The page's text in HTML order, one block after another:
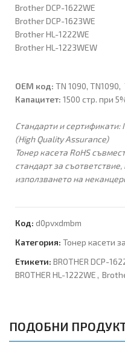
Brother DCP-1622WE
Brother DCP-1623WE
Brother HL-1222WE
Brother HL-1223WEW
OEM код: TN 1090,
Капацитет: 1500 стр. при
Стандарти и сертификати:
(High Quality Assurance)
Тонер касета RoHS
стандарт за
използването на
Код: d0pvxdmbm
Категория: Тонер касети
Етикети: BROTHER DCP-
BROTHER HL-1222WE ,
ПОДОБНИ